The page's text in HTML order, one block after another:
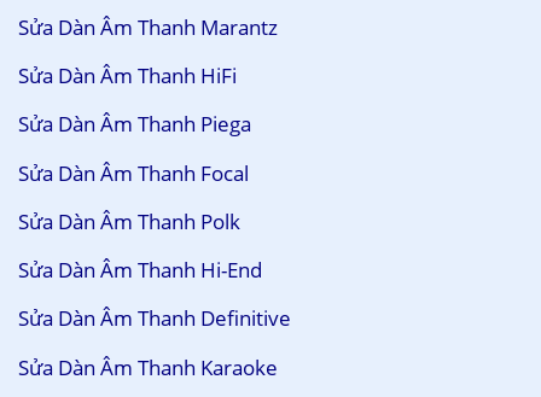
Sửa Dàn Âm Thanh Marantz
Sửa Dàn Âm Thanh HiFi
Sửa Dàn Âm Thanh Piega
Sửa Dàn Âm Thanh Focal
Sửa Dàn Âm Thanh Polk
Sửa Dàn Âm Thanh Hi-End
Sửa Dàn Âm Thanh Definitive
Sửa Dàn Âm Thanh Karaoke